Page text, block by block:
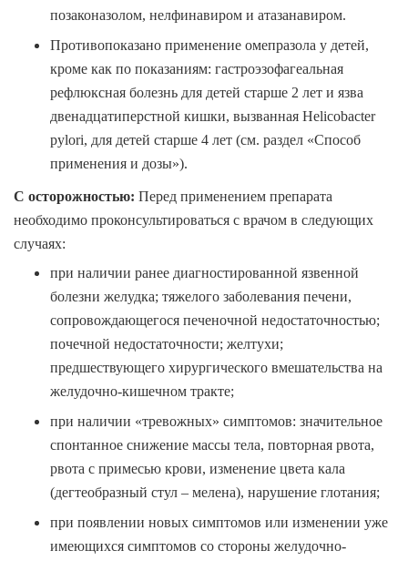
позаконазолом, нелфинавиром и атазанавиром.
Противопоказано применение омепразола у детей,
кроме как по показаниям: гастроэзофагеальная
рефлюксная болезнь для детей старше 2 лет и язва
двенадцатиперстной кишки, вызванная Helicobacter
pylori, для детей старше 4 лет (см. раздел «Способ
применения и дозы»).
С осторожностью: Перед применением препарата
необходимо проконсультироваться с врачом в следующих
случаях:
при наличии ранее диагностированной язвенной
болезни желудка; тяжелого заболевания печени,
сопровождающегося печеночной недостаточностью;
почечной недостаточности; желтухи;
предшествующего хирургического вмешательства на
желудочно-кишечном тракте;
при наличии «тревожных» симптомов: значительное
спонтанное снижение массы тела, повторная рвота,
рвота с примесью крови, изменение цвета кала
(дегтеобразный стул – мелена), нарушение глотания;
при появлении новых симптомов или изменении уже
имеющихся симптомов со стороны желудочно-